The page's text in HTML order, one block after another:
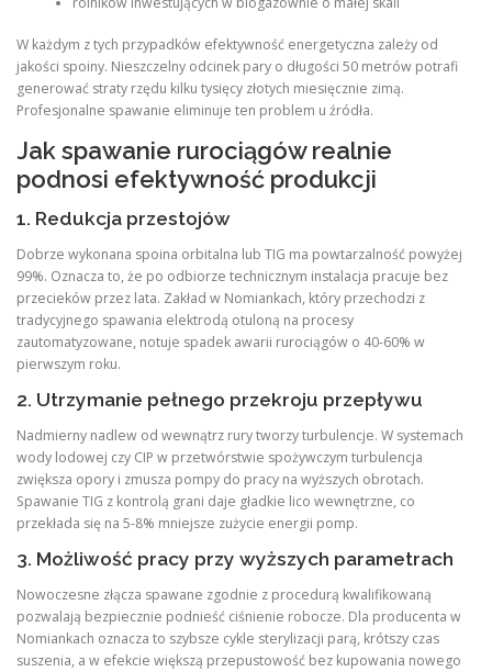
W każdym z tych przypadków efektywność energetyczna zależy od
jakości spoiny. Nieszczelny odcinek pary o długości 50 metrów potrafi
generować straty rzędu kilku tysięcy złotych miesięcznie zimą.
Profesjonalne spawanie eliminuje ten problem u źródła.
Jak spawanie rurociągów realnie
podnosi efektywność produkcji
1. Redukcja przestojów
Dobrze wykonana spoina orbitalna lub TIG ma powtarzalność powyżej
99%. Oznacza to, że po odbiorze technicznym instalacja pracuje bez
przecieków przez lata. Zakład w Nomiankach, który przechodzi z
tradycyjnego spawania elektrodą otuloną na procesy
zautomatyzowane, notuje spadek awarii rurociągów o 40-60% w
pierwszym roku.
2. Utrzymanie pełnego przekroju przepływu
Nadmierny nadlew od wewnątrz rury tworzy turbulencje. W systemach
wody lodowej czy CIP w przetwórstwie spożywczym turbulencja
zwiększa opory i zmusza pompy do pracy na wyższych obrotach.
Spawanie TIG z kontrolą grani daje gładkie lico wewnętrzne, co
przekłada się na 5-8% mniejsze zużycie energii pomp.
3. Możliwość pracy przy wyższych parametrach
Nowoczesne złącza spawane zgodnie z procedurą kwalifikowaną
pozwalają bezpiecznie podnieść ciśnienie robocze. Dla producenta w
Nomiankach oznacza to szybsze cykle sterylizacji parą, krótszy czas
suszenia, a w efekcie większą przepustowość bez kupowania nowego